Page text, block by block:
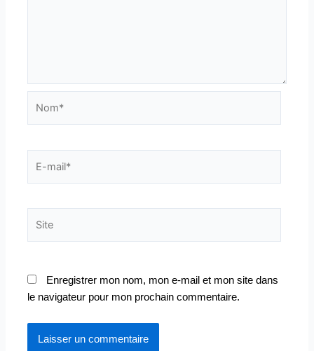
Enregistrer mon nom, mon e-mail et mon site dans
le navigateur pour mon prochain commentaire.